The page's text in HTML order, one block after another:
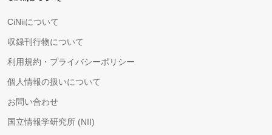
CiNiiについて
収録刊行物について
利用規約・プライバシーポリシー
個人情報の扱いについて
お問い合わせ
国立情報学研究所 (NII)